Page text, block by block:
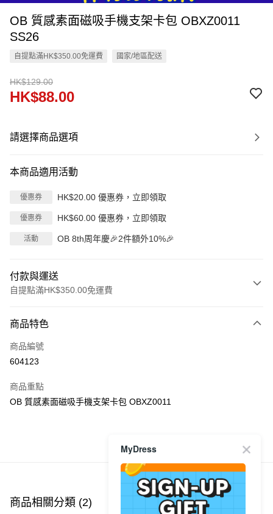
OB 質感素面磁吸手機支架卡包 OBXZ0011
SS26
自提點滿HK$350.00免運費 國家/地區配送
HK$129.00
HK$88.00
請選擇商品選項
本商品適用活動
優惠券 HK$20.00 優惠券，立即領取
優惠券 HK$60.00 優惠券，立即領取
活動 OB 8th周年慶🎉2件額外10%🎉
付款與運送
自提點滿HK$350.00免運費
信用卡
Apple Pay
PayMe
每筆HK$40.00，滿HK$350.00或以上免運費
付款後順豐站及營業點
商品特色
商品編號
604123
商品重點
OB 質感素面磁吸手機支架卡包 OBXZ0011
商品推薦
商品相關分類 (2)
MyDress